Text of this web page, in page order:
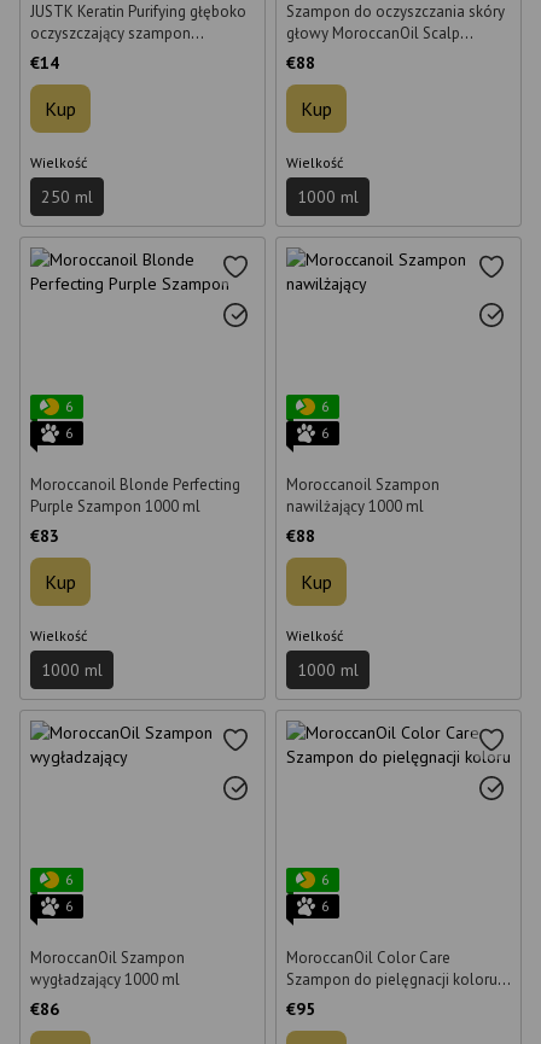
JUSTK Keratin Purifying głęboko
oczyszczający szampon
keratynowy 250 ml
€14
Kup
Wielkość
250 ml
Szampon do oczyszczania skóry
głowy MoroccanOil Scalp
Balancing Shampoo 1000 ml
€88
Kup
Wielkość
1000 ml
6
6
Moroccanoil Blonde Perfecting
Purple Szampon 1000 ml
€83
Kup
Wielkość
1000 ml
6
6
Moroccanoil Szampon
nawilżający 1000 ml
€88
Kup
Wielkość
1000 ml
6
6
MoroccanOil Szampon
wygładzający 1000 ml
€86
6
6
MoroccanOil Color Care
Szampon do pielęgnacji koloru
1000 ml
€95